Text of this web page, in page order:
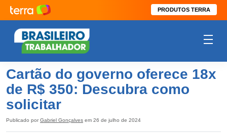
PRODUTOS TERRA
Cartão do governo oferece 18x
de R$ 350: Descubra como
solicitar
Publicado por Gabriel Gonçalves em 26 de julho de 2024